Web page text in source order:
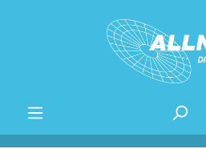
Zum Hauptinhalt springen